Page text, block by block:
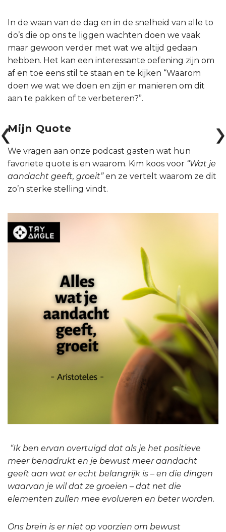
In de waan van de dag en in de snelheid van alle to
do’s die op ons te liggen wachten doen we vaak
maar gewoon verder met wat we altijd gedaan
hebben. Het kan een interessante oefening zijn om
af en toe eens stil te staan en te kijken “Waarom
doen we wat we doen en zijn er manieren om dit
aan te pakken of te verbeteren?”.
Mijn Quote
We vragen aan onze podcast gasten wat hun
favoriete quote is en waarom. Kim koos voor “Wat je
aandacht geeft, groeit”en ze vertelt waarom ze dit
zo’n sterke stelling vindt.
“Ik ben ervan overtuigd dat als je het positieve
meer benadrukt en je bewust meer aandacht
geeft aan wat er echt belangrijk is – en die dingen
waarvan je wil dat ze groeien – dat net die
elementen zullen mee evolueren en beter worden.
Ons brein is er niet op voorzien om bewust